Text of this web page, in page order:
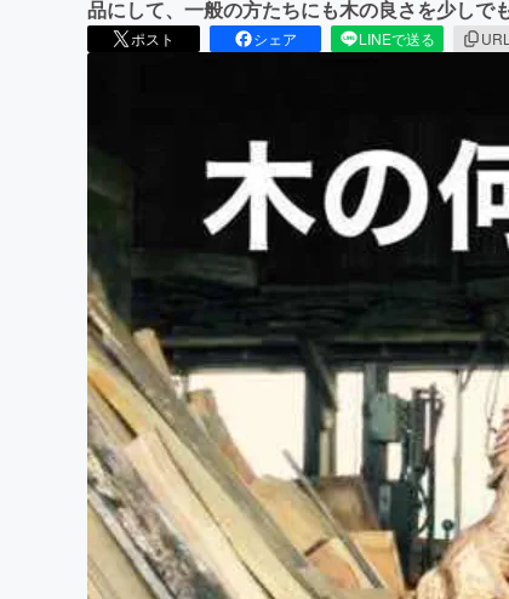
品にして、一般の方たちにも木の良さを少しで
ポスト シェア LINEで送る